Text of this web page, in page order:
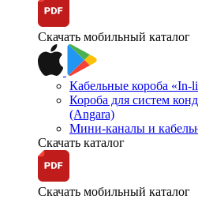
Скачать мобильный каталог
Кабельные короба «In-
Короба для систем
(Angara)
Мини-каналы и
Скачать каталог
Скачать мобильный каталог